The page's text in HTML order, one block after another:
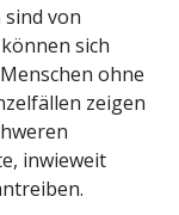
von
sich
ohne
zeigen
inwieweit